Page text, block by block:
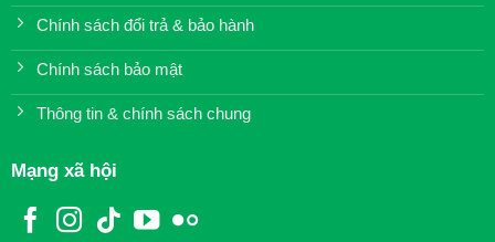
Chính sách đổi trả & bảo hành
Chính sách bảo mật
Thông tin & chính sách chung
Mạng xã hội